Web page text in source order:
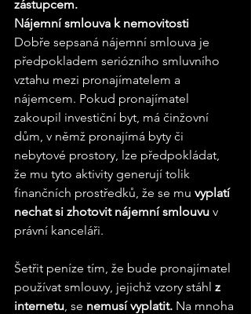
zástupcem.
Nájemní smlouva k nemovitosti
Dobře sepsaná nájemní smlouva je
předpokladem seriózního smluvního
vztahu mezi pronajímatelem a
nájemcem. Pokud pronajímatel
zakoupil investiční byt, má činžovní
dům, v němž pronajímá byty či
nebytové prostory, lze předpokládat,
že mu tyto aktivity generují tolik
finančních prostředků, že se mu vyplatí
nechat si zhotovit nájemní smlouvu v
právní kanceláři.
Šetřit peníze tím, že bude pronajímatel
používat smlouvy, jejichž vzory stáhl z
internetu, se nemusí vyplatit. Na mnoha